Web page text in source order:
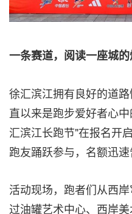
一条赛道，阅读一座城
徐汇滨江拥有良好的道
直以来是跑步爱好者心
汇滨江长跑节"在报名开
跑友踊跃参与，名额迅速
活动现场，跑者们从西
过油罐艺术中心、西岸